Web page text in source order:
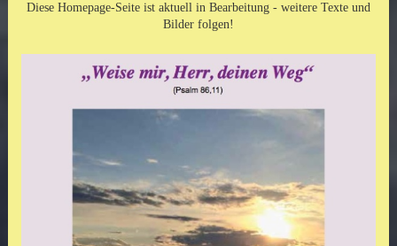
Diese Homepage-Seite ist aktuell in Bearbeitung - weitere Texte und
Bilder folgen!